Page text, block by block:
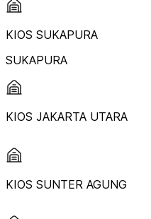
KIOS SUKAPURA
SUKAPURA
KIOS JAKARTA UTARA
KIOS SUNTER AGUNG